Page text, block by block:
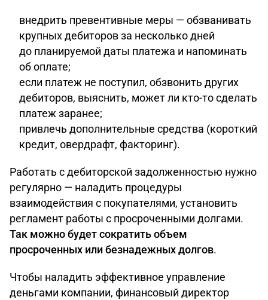
внедрить превентивные меры — обзванивать
крупных дебиторов за несколько дней
до планируемой даты платежа и напоминать
об оплате;
если платеж не поступил, обзвонить других
дебиторов, выяснить, может ли кто-то сделать
платеж заранее;
привлечь дополнительные средства (короткий
кредит, овердрафт, факторинг).
Работать с дебиторской задолженностью нужно
регулярно — наладить процедуры
взаимодействия с покупателями, установить
регламент работы с просроченными долгами.
Так можно будет сократить объем
просроченных или безнадежных долгов.
Чтобы наладить эффективное управление
деньгами компании, финансовый директор